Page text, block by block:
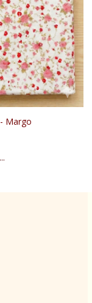
Margo